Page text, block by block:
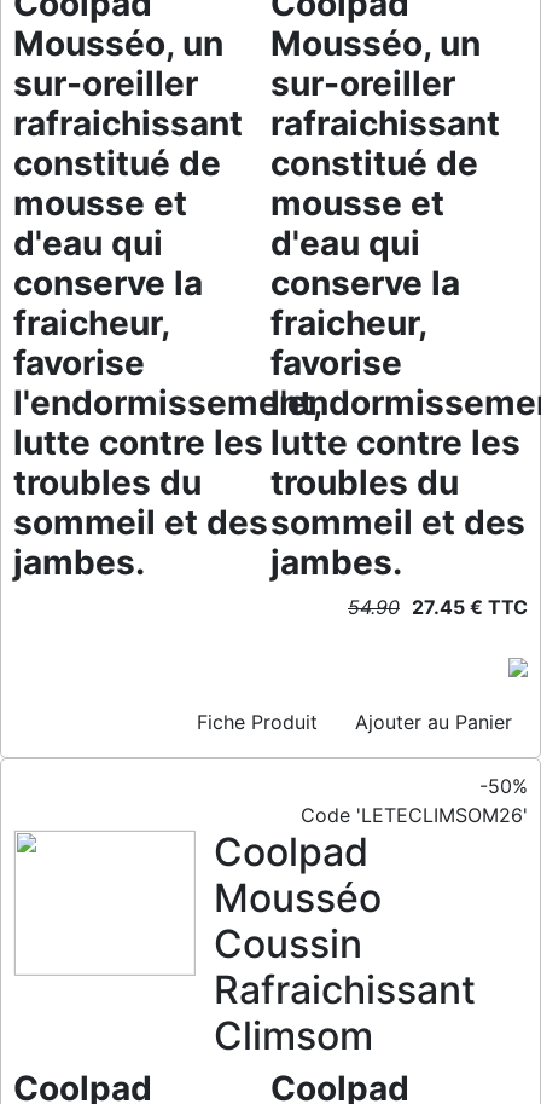
Mousséo, un
sur-oreiller
rafraichissant
constitué de
mousse et
d'eau qui
conserve la
fraicheur,
favorise
l'endormissement,
lutte contre les
troubles du
sommeil et des
jambes.
Mousséo, un
sur-oreiller
rafraichissant
constitué de
mousse et
d'eau qui
conserve la
fraicheur,
favorise
lutte contre les
troubles du
sommeil et des
jambes.
54.90 27.45 € TTC
Fiche Produit Ajouter au Panier
-50%
Code 'LETECLIMSOM26'
Coolpad
Mousséo
Coussin
Rafraichissant
Climsom
Coolpad Coolpad